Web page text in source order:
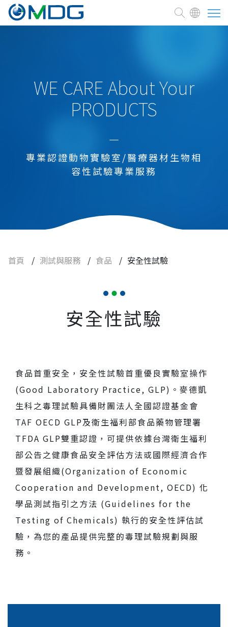
細胞治療、藥品
安全性試驗
非傳統性食品原料
牛樟芝
實驗動物與設備
常見問題
人才招募
聯絡我們
WE CARE About Your
PRODUCTS
專業認證動物實驗室/醫療器材生物相
容性試驗專業服務
首頁 / 測試與服務 / 食品 / 安全性試驗
安全性試驗
食品首重安全，安全性試驗首重優良實驗室操作
(Good Laboratory Practice, GLP)。麥德凱
生科之毒理試驗具備財團法人全國認證基金會
TAF OECD GLP及衛生福利部食品藥物管理署
TFDA GLP雙重認證，可提供依據台灣衛生福利
部公告之健康食品安全評估方法或國際經濟合作
暨發展組織(Organization of Economic
Cooperation and Development, OECD) 化
學品測試指引之方法 (Guidelines for the
Testing of Chemicals) 執行的安全性評估試
驗，為您的產品提供完整的毒理試驗規劃與服
務。